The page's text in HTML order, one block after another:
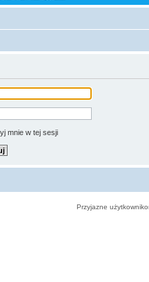
mnie w tej sesji
Przyjazne